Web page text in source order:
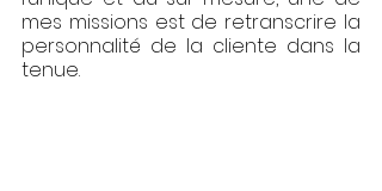
mes missions est de retranscrire la
personnalité de la cliente dans la
tenue.